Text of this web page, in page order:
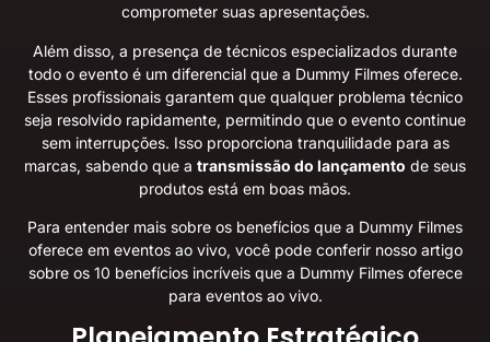
comprometer suas apresentações.
Além disso, a presença de técnicos especializados durante
todo o evento é um diferencial que a Dummy Filmes oferece.
Esses profissionais garantem que qualquer problema técnico
seja resolvido rapidamente, permitindo que o evento continue
sem interrupções. Isso proporciona tranquilidade para as
marcas, sabendo que a transmissão do lançamento de seus
produtos está em boas mãos.
Para entender mais sobre os benefícios que a Dummy Filmes
oferece em eventos ao vivo, você pode conferir nosso artigo
sobre os 10 benefícios incríveis que a Dummy Filmes oferece
para eventos ao vivo.